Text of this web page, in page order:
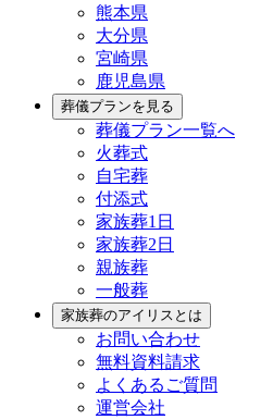
熊本県
大分県
宮崎県
鹿児島県
葬儀プランを見る
葬儀プラン一覧へ
火葬式
自宅葬
付添式
家族葬1日
家族葬2日
親族葬
一般葬
家族葬のアイリスとは
お問い合わせ
無料資料請求
よくあるご質問
運営会社